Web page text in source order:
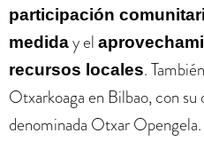
participación
mediday el
recursos locales.
Otxarkoaga en Bilbao, con
denominada Otxar